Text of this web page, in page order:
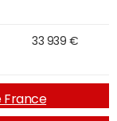
33 939 €
France